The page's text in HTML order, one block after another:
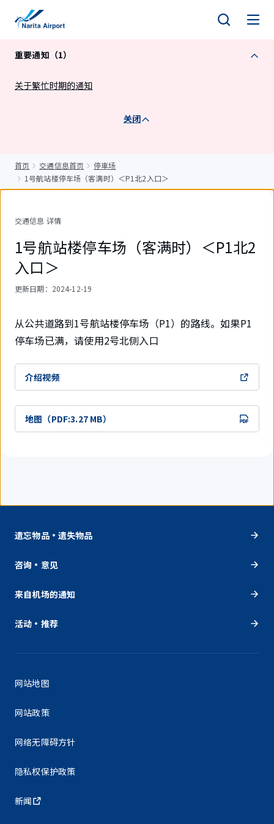
重要通知（1）
关于繁忙时期的通知
关闭
首页 交通信息首页
停車场
1号航站楼停车场（客满时）＜P1北2入口＞
交通信息 详情
1号航站楼停车场（客满时）＜P1北2
入口＞
更新日期：2024-12-19
从公共道路到1号航站楼停车场（P1）的路线。如果P1
停车场已满，请使用2号北侧入口
介绍视频
地图（PDF:3.27 MB）
遗忘物品・遗失物品
咨询・意见
来自机场的通知
活动・推荐
网站地图
网站政策
网络无障碍方针
隐私权保护政策
新闻